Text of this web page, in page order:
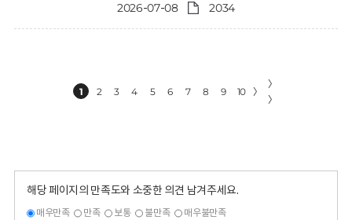
2026-07-08 2034
1 2 3 4 5 6 7 8 9 10 〉
〉
〉
해당 페이지의 만족도와 소중한 의견 남겨주세요.
매우만족 만족 보통 불만족 매우불만족